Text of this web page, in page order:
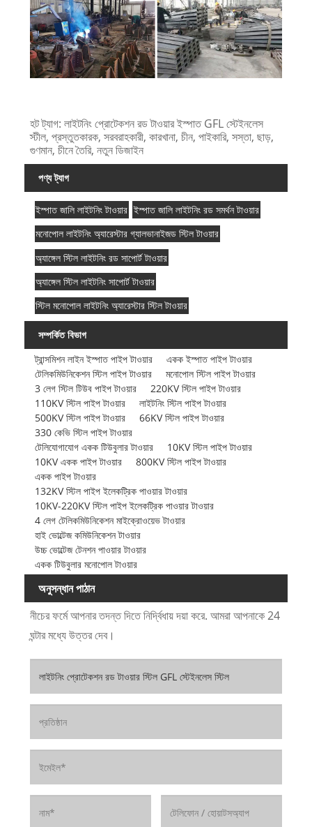
হট ট্যাগ: লাইটনিং প্রোটেকশন রড টাওয়ার ইস্পাত GFL স্টেইনলেস
স্টীল, প্রস্তুতকারক, সরবরাহকারী, কারখানা, চীন, পাইকারি, সস্তা, ছাড়,
গুণমান, চীনে তৈরি, নতুন ডিজাইন
পণ্য ট্যাগ
ইস্পাত জালি লাইটনিং টাওয়ার ইস্পাত জালি লাইটনিং রড সমর্থন টাওয়ার
মনোপোল লাইটনিং অ্যারেস্টার গ্যালভানাইজড স্টিল টাওয়ার
অ্যাঙ্গেল স্টিল লাইটনিং রড সাপোর্ট টাওয়ার
অ্যাঙ্গেল স্টিল লাইটনিং সাপোর্ট টাওয়ার
স্টিল মনোপোল লাইটনিং অ্যারেস্টার স্টিল টাওয়ার
সম্পর্কিত বিভাগ
ট্রান্সমিশন লাইন ইস্পাত পাইপ টাওয়ার
একক ইস্পাত পাইপ টাওয়ার
টেলিকমিউনিকেশন স্টিল পাইপ টাওয়ার
মনোপোল স্টিল পাইপ টাওয়ার
3 লেগ স্টিল টিউব পাইপ টাওয়ার
220KV স্টিল পাইপ টাওয়ার
110KV স্টিল পাইপ টাওয়ার
লাইটনিং স্টিল পাইপ টাওয়ার
500KV স্টিল পাইপ টাওয়ার
66KV স্টিল পাইপ টাওয়ার
330 কেভি স্টিল পাইপ টাওয়ার
টেলিযোগাযোগ একক টিউবুলার টাওয়ার
10KV স্টিল পাইপ টাওয়ার
10KV একক পাইপ টাওয়ার
800KV স্টিল পাইপ টাওয়ার
একক পাইপ টাওয়ার
132KV স্টিল পাইপ ইলেকট্রিক পাওয়ার টাওয়ার
10KV-220KV স্টিল পাইপ ইলেকট্রিক পাওয়ার টাওয়ার
4 লেগ টেলিকমিউনিকেশন মাইক্রোওয়েভ টাওয়ার
হাই ভোল্টেজ কমিউনিকেশন টাওয়ার
উচ্চ ভোল্টেজ টেনশন পাওয়ার টাওয়ার
একক টিউবুলার মনোপোল টাওয়ার
অনুসন্ধান পাঠান
নীচের ফর্মে আপনার তদন্ত দিতে নির্দ্বিধায় দয়া করে. আমরা আপনাকে 24
ঘন্টার মধ্যে উত্তর দেব।